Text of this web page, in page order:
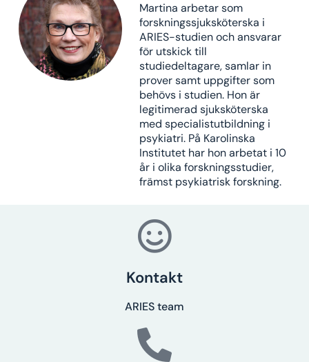
Martina arbetar som
forskningssjuksköterska i
ARIES-studien och ansvarar
för utskick till
studiedeltagare, samlar in
prover samt uppgifter som
behövs i studien. Hon är
legitimerad sjuksköterska
med specialistutbildning i
psykiatri. På Karolinska
Institutet har hon arbetat i 10
år i olika forskningsstudier,
främst psykiatrisk forskning.
Kontakt
ARIES team